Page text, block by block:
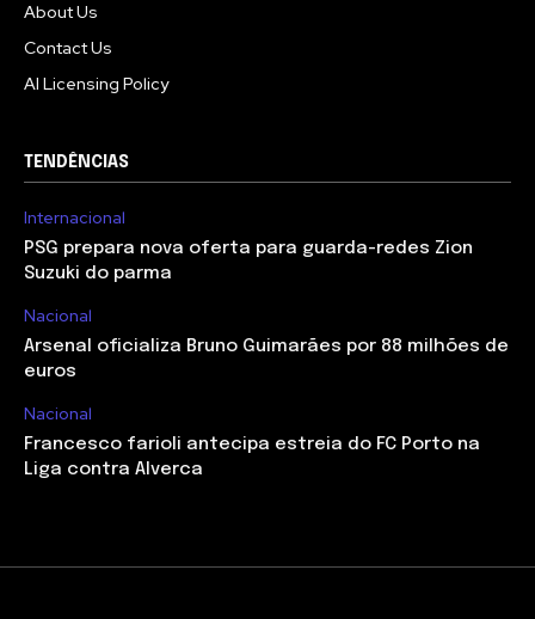
About Us
Contact Us
AI Licensing Policy
TENDÊNCIAS
Internacional
PSG prepara nova oferta para guarda-redes Zion
Suzuki do parma
Nacional
Arsenal oficializa Bruno Guimarães por 88 milhões de
euros
Nacional
Francesco farioli antecipa estreia do FC Porto na
Liga contra Alverca